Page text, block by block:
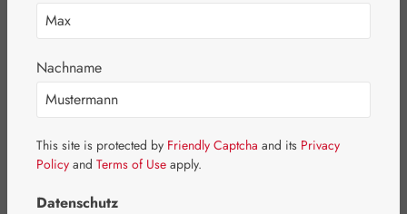
Bildergalerie überspringen
Nachname
This site is protected by Friendly Captcha and its Privacy
Policy and Terms of Use apply.
Datenschutz